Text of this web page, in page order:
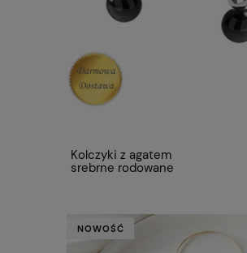
Kolczyki z agatem
srebrne rodowane
NOWOŚĆ